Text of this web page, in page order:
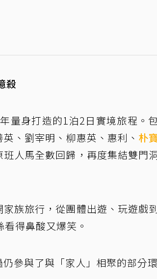
殺
量身打造的1泊2日實境旅程。
、劉宰明、柳惠英、惠利、 朴
人馬全數回歸，再度集結雙門
族旅行，從團體出遊、玩遊戲
得鼻酸又爆笑。
參與了與「家人」相聚的部分